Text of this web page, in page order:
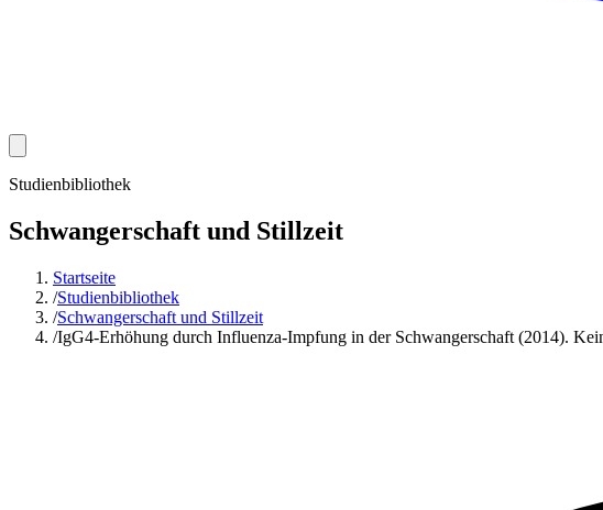
Studienbibliothek
Schwangerschaft und Stillzeit
Startseite
/Studienbibliothek
/Schwangerschaft und Stillzeit
/IgG4-Erhöhung durch Influenza-Impfung in der Schwangerschaft (2014).